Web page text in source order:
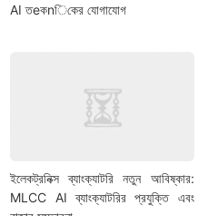
AI তeকnিকের যোগাযোগ
ইলেকট্রনিক্স ব্যাংক্যাটরি নতুন আবিষ্কার:
MLCC AI ব্যাংক্যাটরির প্রযুক্তি এবং